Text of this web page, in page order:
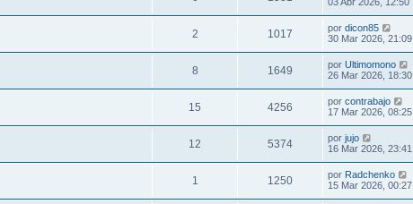
2 1017 por dicon85
30 Mar 2026, 21:09
8 1649 por Ultimomono
26 Mar 2026, 18:30
15 4256 por contrabajo
17 Mar 2026, 08:25
12 5374 por jujo
16 Mar 2026, 23:41
1 1250 por Radchenko
15 Mar 2026, 00:27